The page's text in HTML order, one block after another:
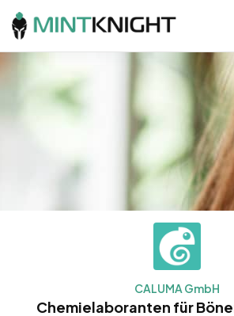
CALUMA GmbH
Chemielaboranten für